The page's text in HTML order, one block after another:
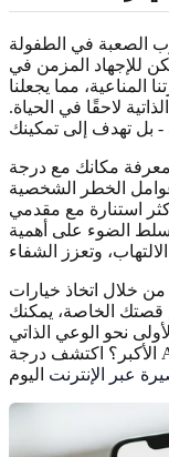
الصعبة في الطفولة
للإجهاد المزمن في
المناعية، مما يجعلنا
لاحقًا في الحياة.
معرفة مكانك مع درجة ACE الخاصة بك هي خطوتك الأولى نحو
الخطر الشخصية
استنارة مع مقدمي
الضوء على أهمية
خلال اتخاذ خيارات
قصتك الخاصة، يمكنك
نحو الوعي الذاتي
عبر الإنترنت